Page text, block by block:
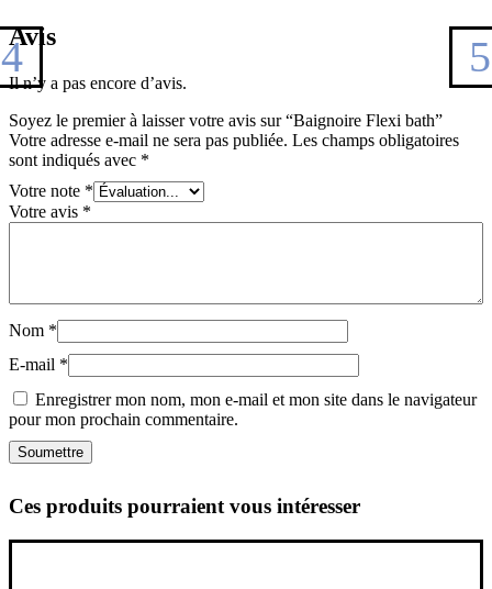
Avis
Il n’y a pas encore d’avis.
Soyez le premier à laisser votre avis sur “Baignoire Flexi bath”
Votre adresse e-mail ne sera pas publiée. Les champs obligatoires
sont indiqués avec *
Votre note *
Votre avis *
Nom *
E-mail *
Enregistrer mon nom, mon e-mail et mon site dans le navigateur
pour mon prochain commentaire.
Ces produits pourraient vous intéresser